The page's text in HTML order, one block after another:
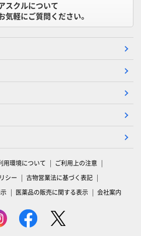
スクルについて
気軽にご質問ください。
用環境について
ご利用上の注意
シー
古物営業法に基づく表記
医薬品の販売に関する表示 会社案内